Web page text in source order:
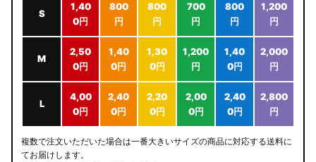
S
1,40
0円
800
円
800
円
700
円
800
円
1,200
円
M
2,50
0円
1,40
0円
1,30
0円
1,200
円
1,40
0円
2,000
円
L
4,00
0円
2,40
0円
2,20
0円
2,00
0円
2,40
0円
2,800
円
複数で注文いただいた場合は一番大きいサイズの商品に対応する送料に
てお届けします。